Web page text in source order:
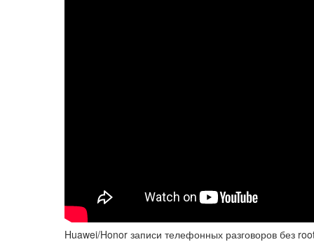
Huawei/Honor записи телефонных разговоров без